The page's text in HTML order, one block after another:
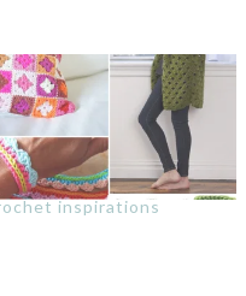
inspirations